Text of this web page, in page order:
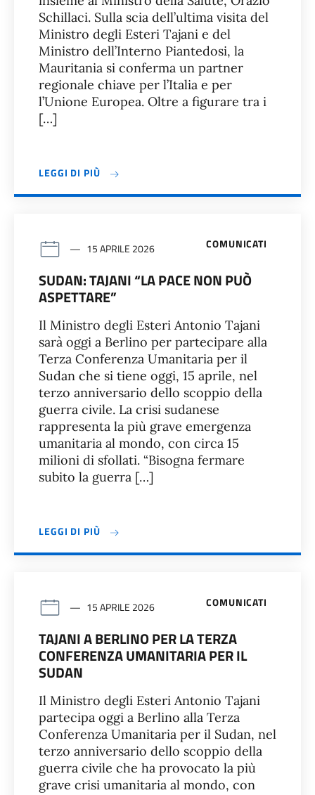
Schillaci. Sulla scia dell’ultima visita del
Ministro degli Esteri Tajani e del
Ministro dell’Interno Piantedosi, la
Mauritania si conferma un partner
regionale chiave per l’Italia e per
l’Unione Europea. Oltre a figurare tra i
[…]
LEGGI DI PIÙ
COMUNICATI
15 APRILE 2026
SUDAN: TAJANI “LA PACE NON PUÒ
ASPETTARE”
Il Ministro degli Esteri Antonio Tajani
sarà oggi a Berlino per partecipare alla
Terza Conferenza Umanitaria per il
Sudan che si tiene oggi, 15 aprile, nel
terzo anniversario dello scoppio della
guerra civile. La crisi sudanese
rappresenta la più grave emergenza
umanitaria al mondo, con circa 15
milioni di sfollati. “Bisogna fermare
subito la guerra […]
LEGGI DI PIÙ
COMUNICATI
15 APRILE 2026
TAJANI A BERLINO PER LA TERZA
CONFERENZA UMANITARIA PER IL
SUDAN
Il Ministro degli Esteri Antonio Tajani
partecipa oggi a Berlino alla Terza
Conferenza Umanitaria per il Sudan, nel
terzo anniversario dello scoppio della
guerra civile che ha provocato la più
grave crisi umanitaria al mondo, con